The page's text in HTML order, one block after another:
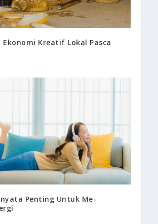
Kreatif Lokal Pasca
Penting Untuk Me-